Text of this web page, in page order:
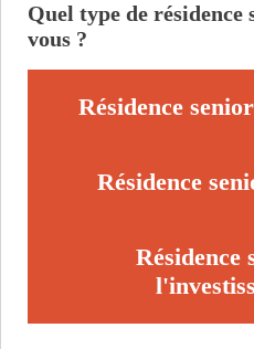
Quel type de résidence
vous ?
Résidence
Résidence
Résidence